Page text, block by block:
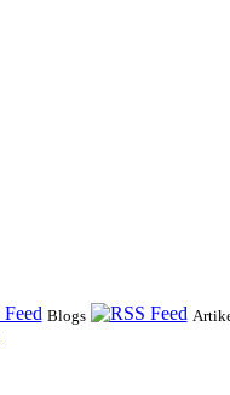
Blogs